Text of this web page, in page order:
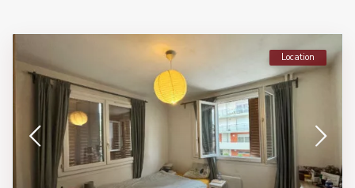
Location